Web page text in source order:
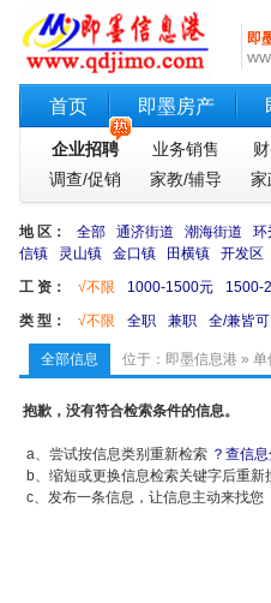
即
首页 即墨房产
企业招聘 业务销售
调查/促销
家教/辅导 家
地 区： 全部 通济街道 潮海街道 环
信镇
灵山镇 金口镇 田横镇 开发区
工 资：
√不限 1000-1500元 1500-
类 型：
√不限 全职 兼职 全/兼皆可
全部信息 位于： 即墨信息港 » 单
抱歉，没有符合检索条件的信息。
a、尝试按信息类别重新检索 ？查信
b、缩短或更换信息检索关键字后重新
c、发布一条信息，让信息主动来找您